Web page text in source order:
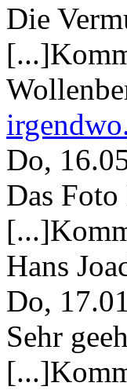
Die
Do,
Das
Hans
Do,
Sehr